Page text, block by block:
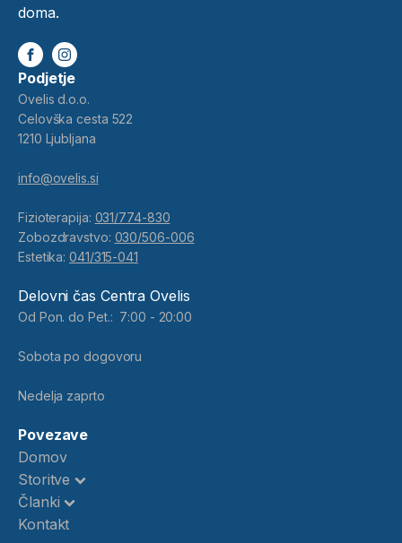
doma.
Podjetje
Ovelis d.o.o.
Celovška cesta 522
1210 Ljubljana
info@ovelis.si
Fizioterapija: 031/774-830
Zobozdravstvo: 030/506-006
Estetika:041/315-041
Delovni čas Centra Ovelis
Od Pon. do Pet.: 7:00 - 20:00
Sobota po dogovoru
Nedelja zaprto
Povezave
Domov
Storitve
Članki
Kontakt